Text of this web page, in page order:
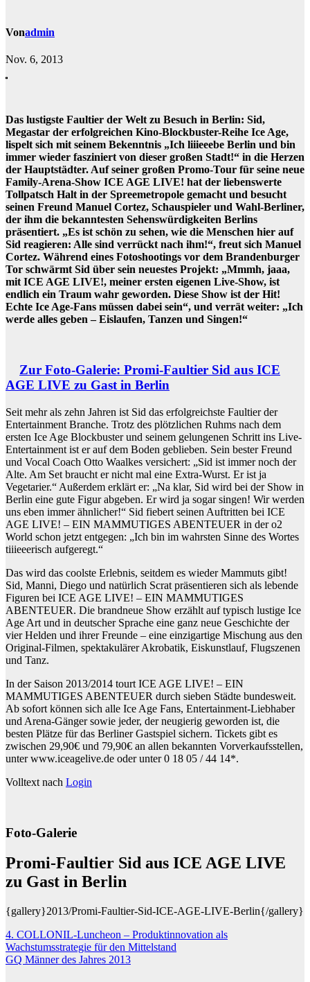
Vonadmin
Nov. 6, 2013
Das lustigste Faultier der Welt zu Besuch in Berlin: Sid,
Megastar der erfolgreichen Kino-Blockbuster-Reihe Ice Age,
lispelt sich mit seinem Bekenntnis „Ich liiieeebe Berlin und bin
immer wieder fasziniert von dieser großen Stadt!“ in die Herzen
der Hauptstädter. Auf seiner großen Promo-Tour für seine neue
Family-Arena-Show ICE AGE LIVE! hat der liebenswerte
Tollpatsch Halt in der Spreemetropole gemacht und besucht
seinen Freund Manuel Cortez, Schauspieler und Wahl-Berliner,
der ihm die bekanntesten Sehenswürdigkeiten Berlins
präsentiert. „Es ist schön zu sehen, wie die Menschen hier auf
Sid reagieren: Alle sind verrückt nach ihm!“, freut sich Manuel
Cortez. Während eines Fotoshootings vor dem Brandenburger
Tor schwärmt Sid über sein neuestes Projekt: „Mmmh, jaaa,
mit ICE AGE LIVE!, meiner ersten eigenen Live-Show, ist
endlich ein Traum wahr geworden. Diese Show ist der Hit!
Echte Ice Age-Fans müssen dabei sein“, und verrät weiter: „Ich
werde alles geben – Eislaufen, Tanzen und Singen!“
Zur Foto-Galerie: Promi-Faultier Sid aus ICE
AGE LIVE zu Gast in Berlin
Seit mehr als zehn Jahren ist Sid das erfolgreichste Faultier der
Entertainment Branche. Trotz des plötzlichen Ruhms nach dem
ersten Ice Age Blockbuster und seinem gelungenen Schritt ins Live-
Entertainment ist er auf dem Boden geblieben. Sein bester Freund
und Vocal Coach Otto Waalkes versichert: „Sid ist immer noch der
Alte. Am Set braucht er nicht mal eine Extra-Wurst. Er ist ja
Vegetarier.“ Außerdem erklärt er: „Na klar, Sid wird bei der Show in
Berlin eine gute Figur abgeben. Er wird ja sogar singen! Wir werden
uns eben immer ähnlicher!“ Sid fiebert seinen Auftritten bei ICE
AGE LIVE! – EIN MAMMUTIGES ABENTEUER in der o2
World schon jetzt entgegen: „Ich bin im wahrsten Sinne des Wortes
tiiieeerisch aufgeregt.“
Das wird das coolste Erlebnis, seitdem es wieder Mammuts gibt!
Sid, Manni, Diego und natürlich Scrat präsentieren sich als lebende
Figuren bei ICE AGE LIVE! – EIN MAMMUTIGES
ABENTEUER. Die brandneue Show erzählt auf typisch lustige Ice
Age Art und in deutscher Sprache eine ganz neue Geschichte der
vier Helden und ihrer Freunde – eine einzigartige Mischung aus den
Original-Filmen, spektakulärer Akrobatik, Eiskunstlauf, Flugszenen
und Tanz.
In der Saison 2013/2014 tourt ICE AGE LIVE! – EIN
MAMMUTIGES ABENTEUER durch sieben Städte bundesweit.
Ab sofort können sich alle Ice Age Fans, Entertainment-Liebhaber
und Arena-Gänger sowie jeder, der neugierig geworden ist, die
besten Plätze für das Berliner Gastspiel sichern. Tickets gibt es
zwischen 29,90€ und 79,90€ an allen bekannten Vorverkaufsstellen,
unter www.iceagelive.de oder unter 0 18 05 / 44 14*.
Volltext nach Login
Foto-Galerie
Promi-Faultier Sid aus ICE AGE LIVE
zu Gast in Berlin
{gallery}2013/Promi-Faultier-Sid-ICE-AGE-LIVE-Berlin{/gallery}
Beitragsnavigation
4. COLLONIL-Luncheon – Produktinnovation als
Wachstumsstrategie für den Mittelstand
GQ Männer des Jahres 2013